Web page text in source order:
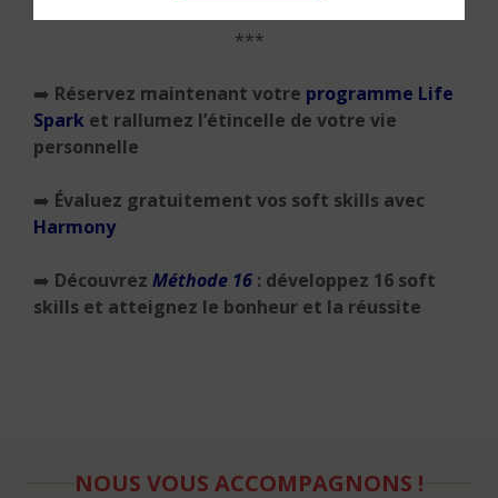
***
➡️ Réservez maintenant votre programme Life
Spark et rallumez l’étincelle de votre vie
personnelle
➡️ Évaluez gratuitement vos soft skills avec
Harmony
➡️ Découvrez Méthode 16 : développez 16 soft
skills et atteignez le bonheur et la réussite
NOUS VOUS ACCOMPAGNONS !